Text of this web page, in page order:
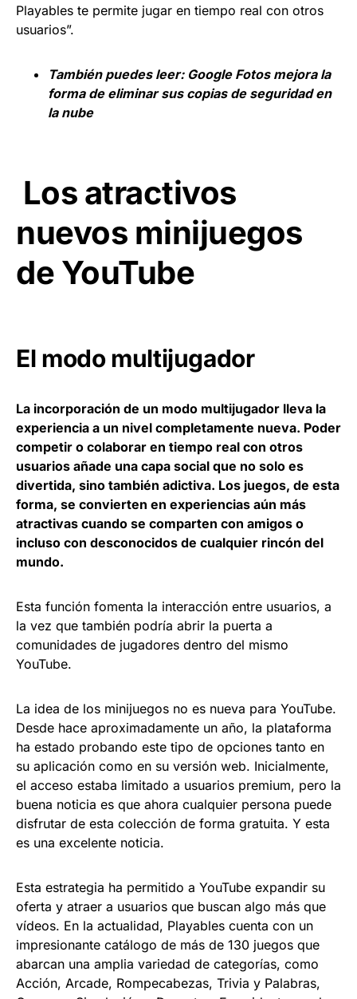
Playables te permite jugar en tiempo real con otros
usuarios”.
También puedes leer:Google Fotos mejora la
forma de eliminar sus copias de seguridad en
la nube
Los atractivos
nuevos minijuegos
de YouTube
El modo multijugador
La incorporación de un modo multijugador lleva la
experiencia a un nivel completamente nueva. Poder
competir o colaborar en tiempo real con otros
usuarios añade una capa social que no solo es
divertida, sino también adictiva. Los juegos, de esta
forma, se convierten en experiencias aún más
atractivas cuando se comparten con amigos o
incluso con desconocidos de cualquier rincón del
mundo.
Esta función fomenta la interacción entre usuarios, a
la vez que también podría abrir la puerta a
comunidades de jugadores dentro del mismo
YouTube.
La idea de los minijuegos no es nueva para YouTube.
Desde hace aproximadamente un año, la plataforma
ha estado probando este tipo de opciones tanto en
su aplicación como en su versión web. Inicialmente,
el acceso estaba limitado a usuarios premium, pero la
buena noticia es que ahora cualquier persona puede
disfrutar de esta colección de forma gratuita. Y esta
es una excelente noticia.
Esta estrategia ha permitido a YouTube expandir su
oferta y atraer a usuarios que buscan algo más que
vídeos. En la actualidad, Playables cuenta con un
impresionante catálogo de más de 130 juegos que
abarcan una amplia variedad de categorías, como
Acción, Arcade, Rompecabezas, Trivia y Palabras,